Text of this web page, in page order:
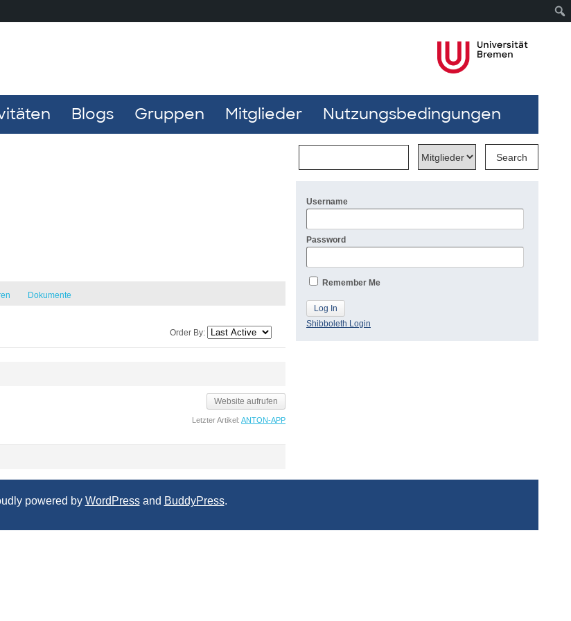
Blogs Gruppen Mitglieder Nutzungsbedingungen
Dokumente
Order By:
Website aufrufen
Letzter Artikel: ANTON-APP
Username
Password
Remember Me
Shibboleth Login
powered by WordPressand BuddyPress.